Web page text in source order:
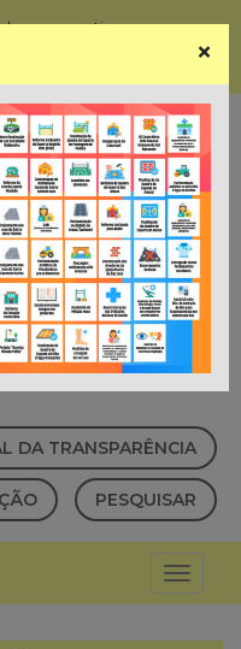
preventivas
DA TRANSPARÊNCIA
PESQUISAR
×